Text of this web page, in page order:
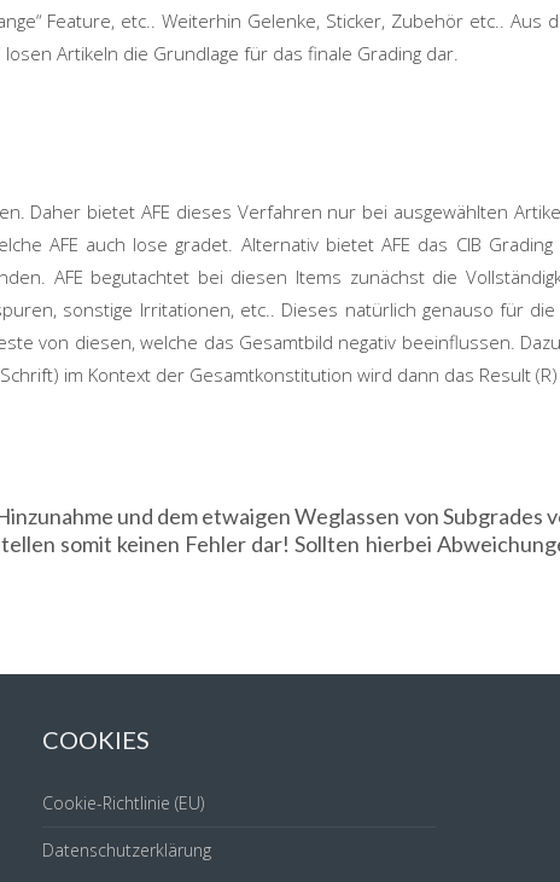
Feature, etc.. Weiterhin Gelenke, Sticker, Zubehör etc.. Aus
Artikeln die Grundlage für das finale Grading dar.
Daher bietet AFE dieses Verfahren nur bei ausgewählten
AFE auch lose gradet. Alternativ bietet AFE das CIB
AFE begutachtet bei diesen Items zunächst die
sonstige Irritationen, etc.. Dieses natürlich genauso für
von diesen, welche das Gesamtbild negativ beeinflussen.
im Kontext der Gesamtkonstitution wird dann das Result (R)
und dem etwaigen Weglassen von Subgrades
somit keinen Fehler dar! Sollten hierbei
COOKIES
Cookie-Richtlinie (EU)
Datenschutzerklärung